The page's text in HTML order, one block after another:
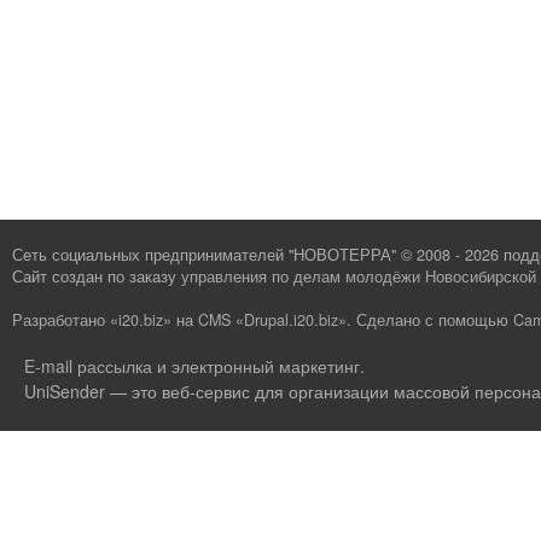
Сеть социальных предпринимателей "НОВОТЕРРА" © 2008 - 2026
Сайт создан по заказу управления по делам молодёжи Новосибирской
Разработано «i20.biz» на CMS «Drupal.i20.biz». Сделано с помощью
E-mail рассылка и электронный маркетинг.
UniSender — это веб-сервис для организации массовой